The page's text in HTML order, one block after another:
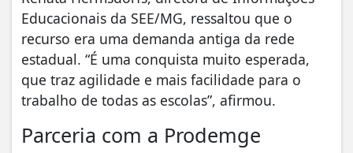
Educacionais da SEE/MG, ressaltou que o
recurso era uma demanda antiga da rede
estadual. “É uma conquista muito esperada,
que traz agilidade e mais facilidade para o
trabalho de todas as escolas”, afirmou.
Parceria com a Prodemge